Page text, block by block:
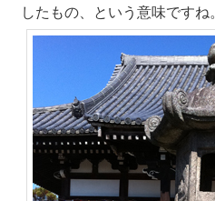
したもの、という意味ですね。